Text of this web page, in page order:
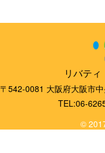
リバテ
〒542-0081 大阪府大阪市
TEL:06-
©